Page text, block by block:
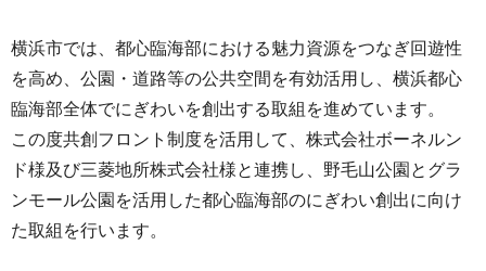
横浜市では、都心臨海部における魅力資源をつなぎ回遊性
を高め、公園・道路等の公共空間を有効活用し、横浜都心
臨海部全体でにぎわいを創出する取組を進めています。
この度共創フロント制度を活用して、株式会社ボーネルン
ド様及び三菱地所株式会社様と連携し、野毛山公園とグラ
ンモール公園を活用した都心臨海部のにぎわい創出に向け
た取組を行います。